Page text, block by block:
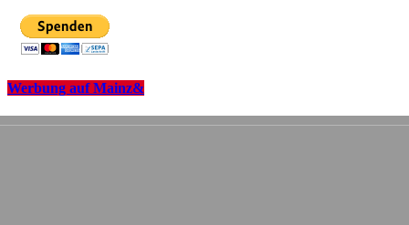
Werbung auf Mainz&